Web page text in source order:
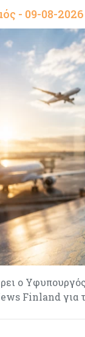
- 09-08-2026
ο
Finland για